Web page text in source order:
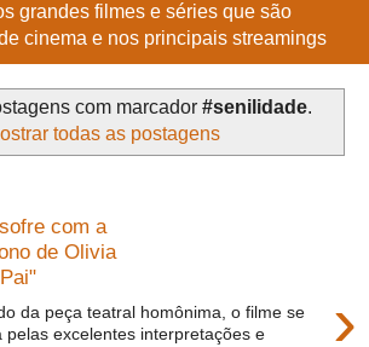
grandes filmes e séries que são
cinema e nos principais streamings
com marcador #senilidade.
todas as postagens
com a
de Olivia
›
da peça teatral homônima, o filme se
pelas excelentes interpretações e